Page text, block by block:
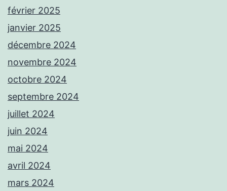
février 2025
janvier 2025
décembre 2024
novembre 2024
octobre 2024
septembre 2024
juillet 2024
juin 2024
mai 2024
avril 2024
mars 2024